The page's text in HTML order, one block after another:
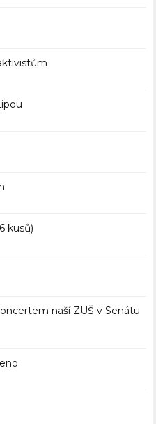
kusů)
naší ZUŠ v Senátu